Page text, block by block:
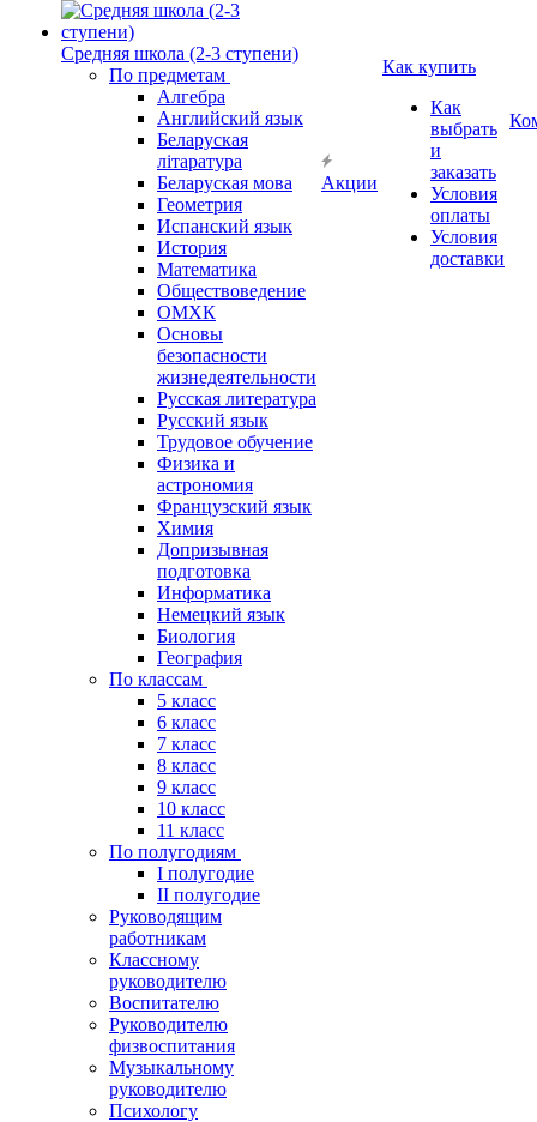
Средняя школа (2-3 ступени)
По предметам
Алгебра
Английский язык
Беларуская
літаратура
Беларуская мова
Геометрия
Испанский язык
История
Математика
Обществоведение
ОМХК
Основы
безопасности
жизнедеятельности
Русская литература
Русский язык
Трудовое обучение
Физика и
астрономия
Французский язык
Химия
Допризывная
подготовка
Информатика
Немецкий язык
Биология
География
По классам
5 класс
6 класс
7 класс
8 класс
9 класс
10 класс
11 класс
По полугодиям
I полугодие
II полугодие
Руководящим
работникам
Классному
руководителю
Воспитателю
Руководителю
физвоспитания
Музыкальному
руководителю
Психологу
Акции
Как купить
Как
выбрать
и
заказать
Условия
оплаты
Условия
доставки